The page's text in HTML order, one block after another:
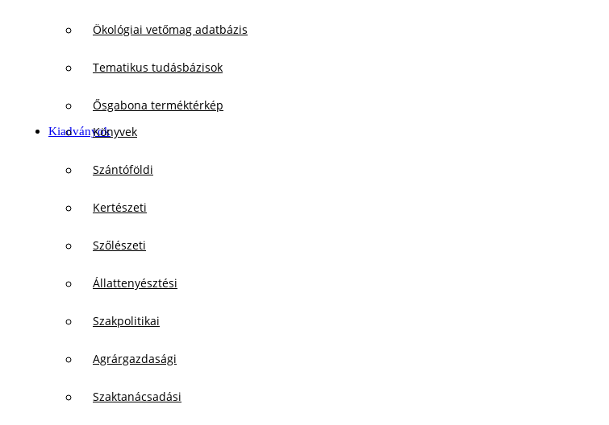
Ökológiai vetőmag adatbázis
Tematikus tudásbázisok
Ősgabona terméktérkép
KiadványokKönyvek
Szántóföldi
Kertészeti
Szőlészeti
Állattenyésztési
Szakpolitikai
Agrárgazdasági
Szaktanácsadási